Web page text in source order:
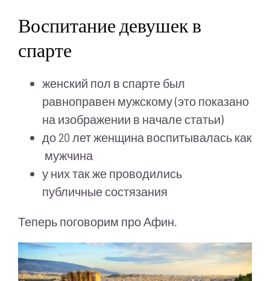
Воспитание девушек в
спарте
женский пол в спарте был
равноправен мужскому (это показано
на изображении в начале статьи)
до 20 лет женщина воспитывалась как
мужчина
у них так же проводились
публичные состязания
Теперь поговорим про Афин.